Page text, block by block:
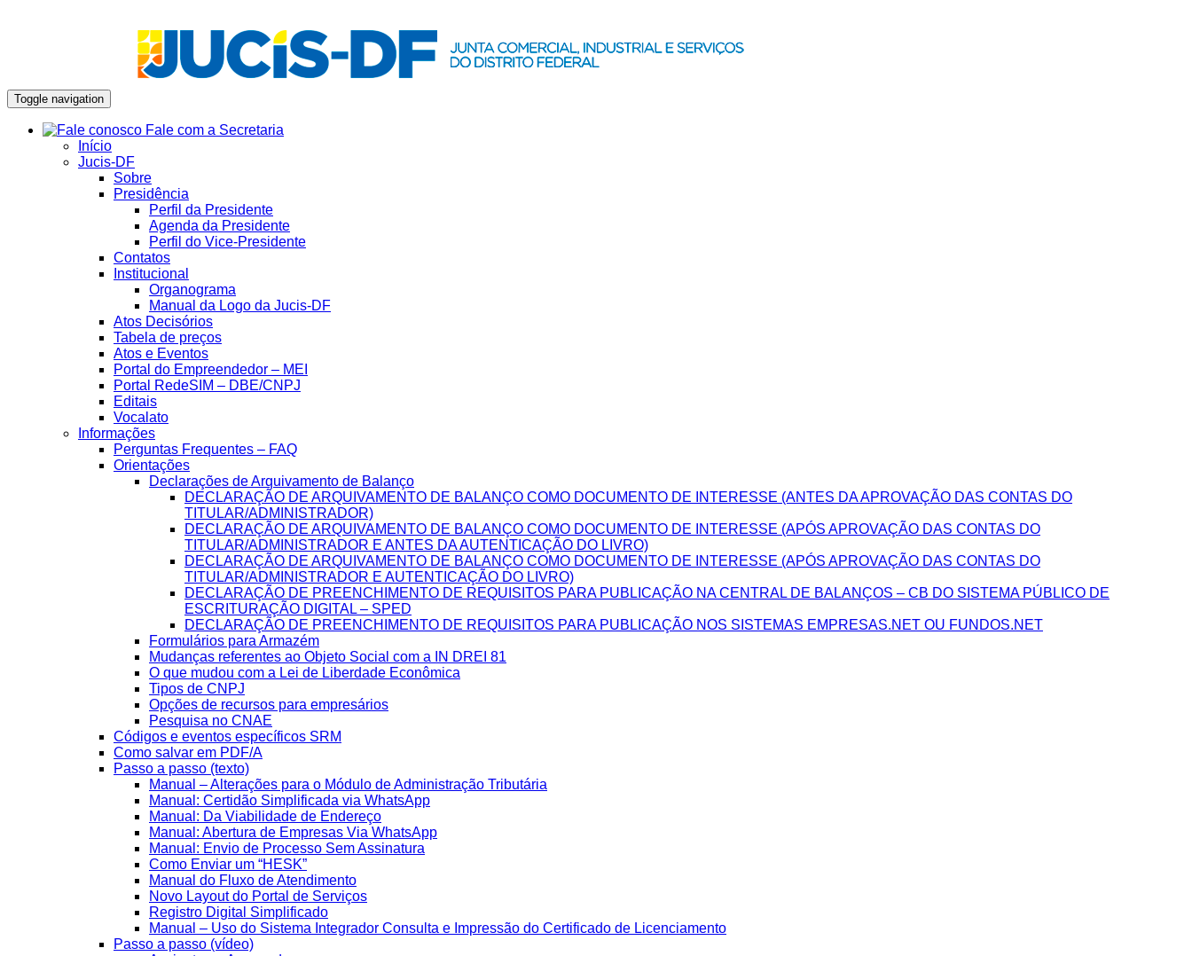
Toggle navigation
Fale com a Secretaria
Início
Jucis-DF
Sobre
Presidência
Perfil da Presidente
Agenda da Presidente
Perfil do Vice-Presidente
Contatos
Institucional
Organograma
Manual da Logo da Jucis-DF
Atos Decisórios
Tabela de preços
Atos e Eventos
Portal do Empreendedor – MEI
Portal RedeSIM – DBE/CNPJ
Editais
Vocalato
Informações
Perguntas Frequentes – FAQ
Orientações
Declarações de Arquivamento de Balanço
DECLARAÇÃO DE ARQUIVAMENTO DE BALANÇO COMO DOCUMENTO DE INTERESSE (ANTES DA APROVAÇÃO DAS CONTAS DO
TITULAR/ADMINISTRADOR)
DECLARAÇÃO DE ARQUIVAMENTO DE BALANÇO COMO DOCUMENTO DE INTERESSE (APÓS APROVAÇÃO DAS CONTAS DO
TITULAR/ADMINISTRADOR E ANTES DA AUTENTICAÇÃO DO LIVRO)
DECLARAÇÃO DE ARQUIVAMENTO DE BALANÇO COMO DOCUMENTO DE INTERESSE (APÓS APROVAÇÃO DAS CONTAS DO
TITULAR/ADMINISTRADOR E AUTENTICAÇÃO DO LIVRO)
DECLARAÇÃO DE PREENCHIMENTO DE REQUISITOS PARA PUBLICAÇÃO NA CENTRAL DE BALANÇOS – CB DO SISTEMA PÚBLICO DE
ESCRITURAÇÃO DIGITAL – SPED
DECLARAÇÃO DE PREENCHIMENTO DE REQUISITOS PARA PUBLICAÇÃO NOS SISTEMAS EMPRESAS.NET OU FUNDOS.NET
Formulários para Armazém
Mudanças referentes ao Objeto Social com a IN DREI 81
O que mudou com a Lei de Liberdade Econômica
Tipos de CNPJ
Opções de recursos para empresários
Pesquisa no CNAE
Códigos e eventos específicos SRM
Como salvar em PDF/A
Passo a passo (texto)
Manual – Alterações para o Módulo de Administração Tributária
Manual: Certidão Simplificada via WhatsApp
Manual: Da Viabilidade de Endereço
Manual: Abertura de Empresas Via WhatsApp
Manual: Envio de Processo Sem Assinatura
Como Enviar um “HESK”
Manual do Fluxo de Atendimento
Novo Layout do Portal de Serviços
Registro Digital Simplificado
Manual – Uso do Sistema Integrador Consulta e Impressão do Certificado de Licenciamento
Passo a passo (vídeo)